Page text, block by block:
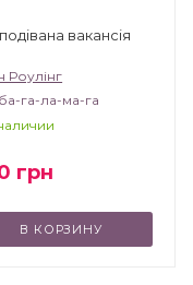
вакансія
Роулінг
га-ла-ма-га
грн
В КОРЗИНУ